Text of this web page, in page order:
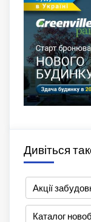
Дивіться
Акції
Каталог